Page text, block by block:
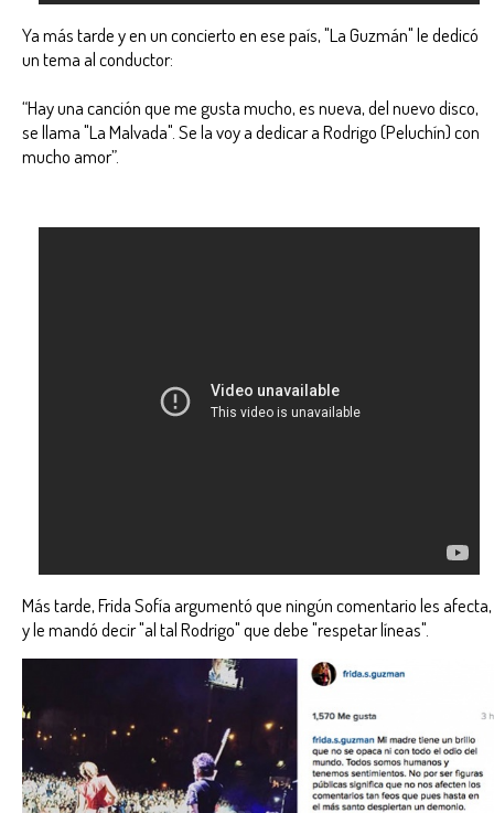
Ya más tarde y en un concierto en ese país, "La Guzmán" le dedicó
un tema al conductor:
“Hay una canción que me gusta mucho, es nueva, del nuevo disco,
se llama "La Malvada". Se la voy a dedicar a Rodrigo (Peluchín) con
mucho amor”.
Más tarde, Frida Sofía argumentó que ningún comentario les afecta,
y le mandó decir "al tal Rodrigo" que debe "respetar líneas".